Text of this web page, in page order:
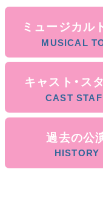
ミュージカル
キャスト・ス
過去の公